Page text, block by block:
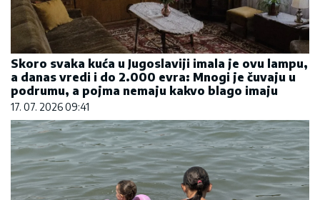
Skoro svaka kuća u Jugoslaviji imala je ovu lampu,
a danas vredi i do 2.000 evra: Mnogi je čuvaju u
podrumu, a pojma nemaju kakvo blago imaju
17. 07. 2026 09:41